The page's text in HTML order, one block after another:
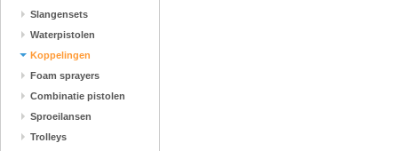
Slangensets
Waterpistolen
Koppelingen
Foam sprayers
Combinatie pistolen
Sproeilansen
Trolleys